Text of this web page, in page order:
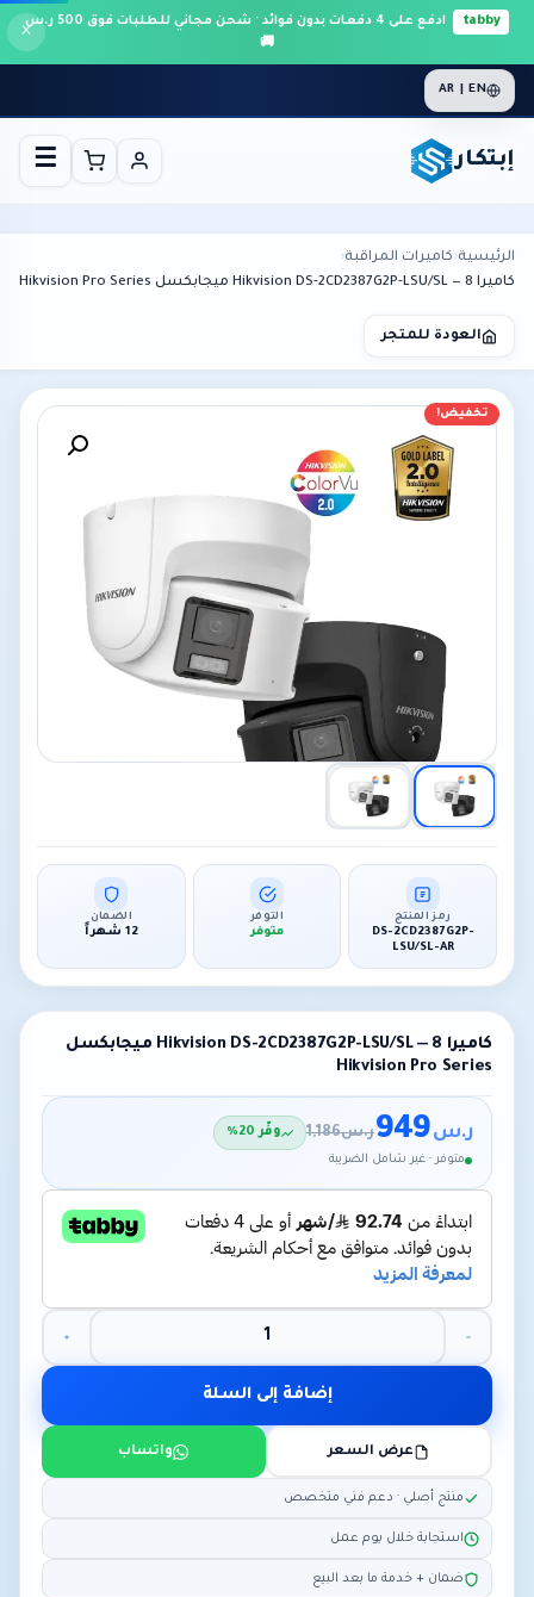
tabby
ادفع على 4 دفعات بدون فوائد · شحن مجاني للطلبات فوق 500 ر.س
🚚
×
AR | EN
إبتكار ☰
الرئيسية›كاميرات المراقبة›
كاميرا Hikvision DS-2CD2387G2P-LSU/SL — 8 ميجابكسل Hikvision Pro Series
العودة للمتجر
تخفيض!
رمز المنتج
DS-2CD2387G2P-
LSU/SL-AR
التوفر
متوفر
الضمان
12 شهراً
كاميرا Hikvision DS-2CD2387G2P-LSU/SL — 8 ميجابكسل
Hikvision Pro Series
ر.س949ر.س1,186 وفّر 20%
متوفر · غير شامل الضريبة
إضافة إلى السلة
عرض السعر واتساب
منتج أصلي · دعم فني متخصص
استجابة خلال يوم عمل
ضمان + خدمة ما بعد البيع